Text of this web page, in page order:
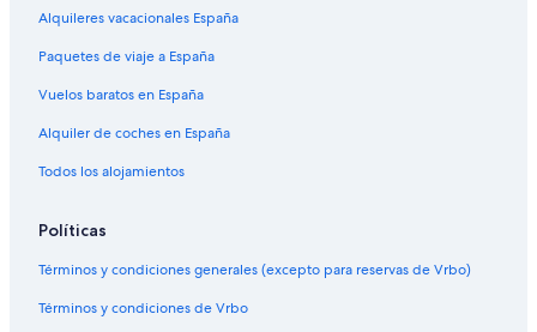
Alquileres vacacionales España
Paquetes de viaje a España
Vuelos baratos en España
Alquiler de coches en España
Todos los alojamientos
Políticas
Términos y condiciones generales (excepto para reservas de Vrbo)
Términos y condiciones de Vrbo